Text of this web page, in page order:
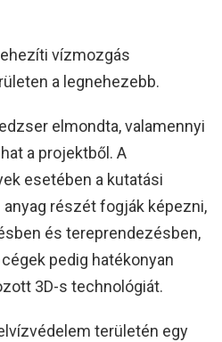
vízmozgás
a legnehezebb.
elmondta, valamennyi
a projektből. A
esetében a kutatási
részét fogják képezni,
és tereprendezésben,
pedig hatékonyan
3D-s technológiát.
területén egy